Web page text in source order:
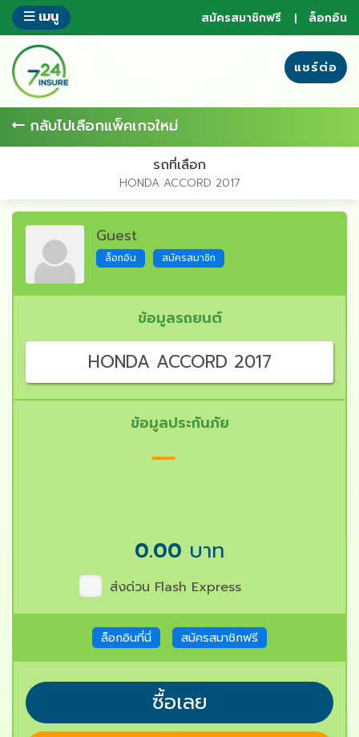
ข้าม
ส่วน
ของ
ข้อมูล
เมนู สมัครสมาชิกฟรี ล็อกอิน
แชร์ต่อ
กลับไปเลือกแพ็คเกจใหม่
รถที่เลือก
HONDA ACCORD 2017
Guest
ล็อกอิน สมัครสมาชิก
ข้อมูลรถยนต์
HONDA ACCORD 2017
ข้อมูลประกันภัย
0.00 บาท
ส่งด่วน Flash Express
ล็อกอินที่นี่ สมัครสมาชิกฟรี
ซื้อเลย